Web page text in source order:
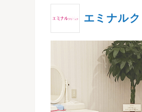
エミナル